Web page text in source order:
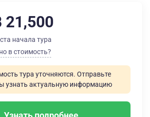
21,500
начала тура
в стоимость?
тура уточняются. Отправьте
узнать актуальную информацию